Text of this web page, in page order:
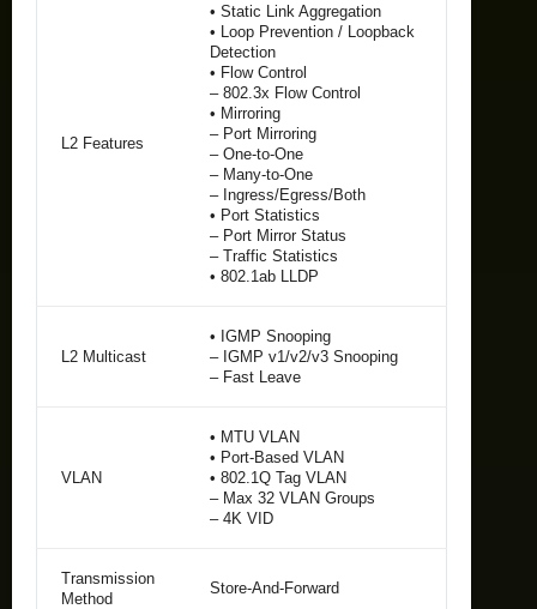
L2 Features
• Static Link Aggregation
• Loop Prevention / Loopback
Detection
• Flow Control
– 802.3x Flow Control
• Mirroring
– Port Mirroring
– One-to-One
– Many-to-One
– Ingress/Egress/Both
• Port Statistics
– Port Mirror Status
– Traffic Statistics
• 802.1ab LLDP
L2 Multicast
• IGMP Snooping
– IGMP v1/v2/v3 Snooping
– Fast Leave
VLAN
• MTU VLAN
• Port-Based VLAN
• 802.1Q Tag VLAN
– Max 32 VLAN Groups
– 4K VID
Transmission
Method
Store-And-Forward